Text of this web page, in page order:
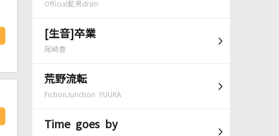
Official髭男dism
[生音]卒業
尾崎豊
荒野流転
FictionJunction YUUKA
Time goes by